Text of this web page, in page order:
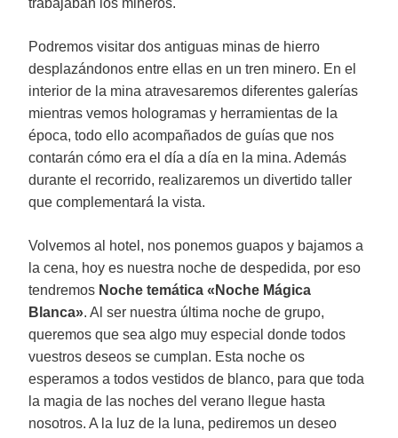
trabajaban los mineros.
Podremos visitar dos antiguas minas de hierro
desplazándonos entre ellas en un tren minero. En el
interior de la mina atravesaremos diferentes galerías
mientras vemos hologramas y herramientas de la
época, todo ello acompañados de guías que nos
contarán cómo era el día a día en la mina. Además
durante el recorrido, realizaremos un divertido taller
que complementará la vista.
Volvemos al hotel, nos ponemos guapos y bajamos a
la cena, hoy es nuestra noche de despedida, por eso
tendremos Noche temática «Noche Mágica
Blanca». Al ser nuestra última noche de grupo,
queremos que sea algo muy especial donde todos
vuestros deseos se cumplan. Esta noche os
esperamos a todos vestidos de blanco, para que toda
la magia de las noches del verano llegue hasta
nosotros. A la luz de la luna, pediremos un deseo